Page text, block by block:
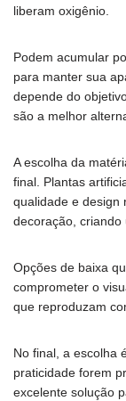
liberam oxigênio.
Podem acumular
para manter sua
depende do
são a melhor
A escolha da
final. Plantas
qualidade e design
decoração, criando
Opções de baixa
comprometer o
que reproduzam
No final, a escolha
praticidade forem
excelente solução